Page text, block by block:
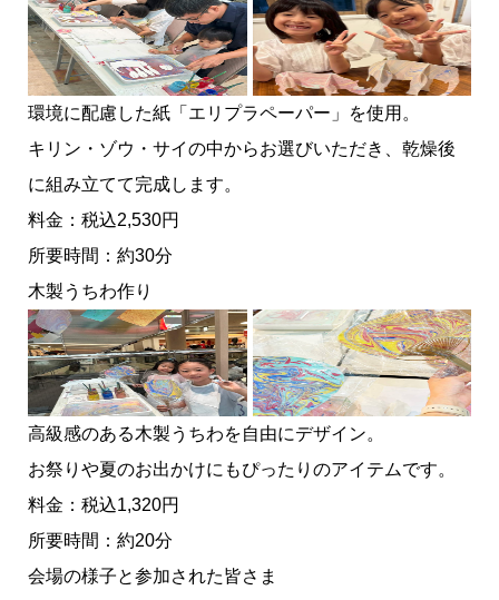
環境に配慮した紙「エリプラペーパー」を使用。
キリン・ゾウ・サイの中からお選びいただき、乾燥後
に組み立てて完成します。
料金：税込2,530円
所要時間：約30分
木製うちわ作り
高級感のある木製うちわを自由にデザイン。
お祭りや夏のお出かけにもぴったりのアイテムです。
料金：税込1,320円
所要時間：約20分
会場の様子と参加された皆さま